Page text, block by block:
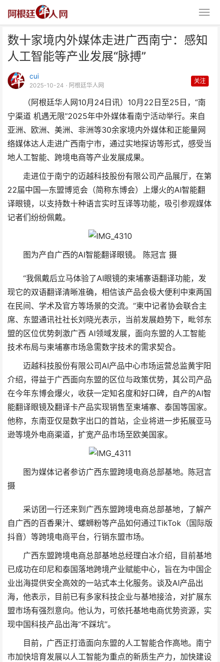
数十家境内外媒体走进广西南宁：感知
人工智能等产业发展“脉搏”
cui
2025-10-24 · 阿根廷华人网
关注
（阿根廷华人网10月24日讯）10月22日至25日，“南
宁渠道 机遇无限”2025年中外媒体看南宁活动举行。来自
亚洲、欧洲、美洲、非洲等30余家境内外媒体和正能量网
络媒体达人走进广西南宁市，通过实地探访等形式，感受当
地人工智能、跨境电商等产业发展成果。
走进位于南宁的迈越科技股份有限公司产品展厅，在第
22届中国—东盟博览会（简称东博会）上爆火的AI智能翻
译眼镜，以支持数十种语言实时互译等功能，吸引参观媒体
记者们纷纷佩戴。
图为产自广西的AI智能翻译眼镜。 陈冠言 摄
“我佩戴后立马体验了AI眼镜的柬埔寨语翻译功能，发
现它的双语翻译清晰准确，相信该产品会极大便利中柬两国
在民间、学术及官方等场景的交流。”柬中记者协会联合主
席、东盟通讯社社长刘晓光表示，当前发展趋势下，毗邻东
盟的区位优势刺激广西 AI领域发展，面向东盟的人工智能
技术布局与柬埔寨市场急需数字技术的需求契合。
迈越科技股份有限公司AI产品中心市场运营总监黄宇阳
介绍，得益于广西面向东盟的区位与政策优势，其公司产品
在今年东博会爆火，收获一定知名度和好口碑，自产的AI智
能翻译眼镜及翻译卡产品实现销售至柬埔寨、泰国等国家。
他称，东南亚仅是数字出口的首站，企业将进一步拓展亚马
逊等境外电商渠道，扩宽产品市场至欧美国家。
图为媒体记者参访广西东盟跨境电商总部基地。陈冠言
摄
采访团一行还来到广西东盟跨境电商总部基地，了解产
自广西的百香果汁、螺蛳粉等产品如何通过TikTok（国际版
抖音）等跨境电商平台，行销东盟市场。
广西东盟跨境电商总部基地总经理白冰介绍，目前基地
已成功在印尼和泰国落地跨境产业赋能中心，旨在为中国企
业出海提供安全高效的一站式本土化服务。谈及AI产品出
海，他表示，目前已有多家科技企业与基地接洽，对扩展东
盟市场有强烈意向。他认为，可依托基地电商优势资源，实
现中国科技产品出海“不踩坑”。
目前，广西正打造面向东盟的人工智能合作高地。南宁
市加快培育发展以人工智能为重点的新质生产力，加快建设
数十家境内外媒体走进广西南宁：
感知人工智能等产业发